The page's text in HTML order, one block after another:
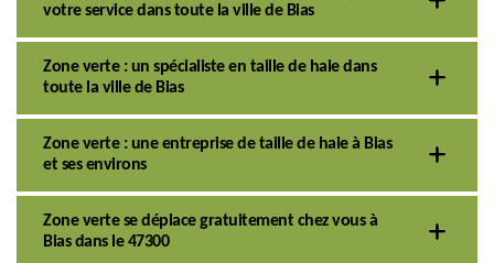
votre service dans toute la ville de Bias
Zone verte : un spécialiste en taille de haie dans
toute la ville de Bias
Zone verte : une entreprise de taille de haie à Bias
et ses environs
Zone verte se déplace gratuitement chez vous à
Bias dans le 47300